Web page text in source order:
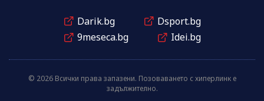
Darik.bg
Dsport.bg
9meseca.bg
Idei.bg
© 2026 Всички права запазени. Позоваването с хиперлинк е
задължително.